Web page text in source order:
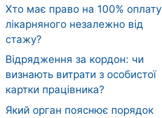
Хто має право на 100% оплату
лікарняного незалежно від
стажу?
Відрядження за кордон: чи
визнають витрати з особистої
картки працівника?
Який орган пояснює порядок